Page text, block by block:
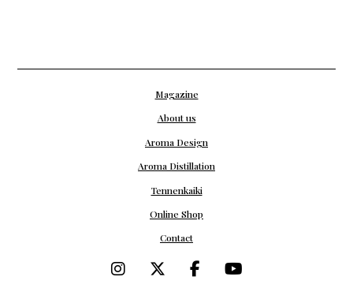
Magazine
About us
Aroma Design
Aroma Distillation
Tennenkaiki
Online Shop
Contact